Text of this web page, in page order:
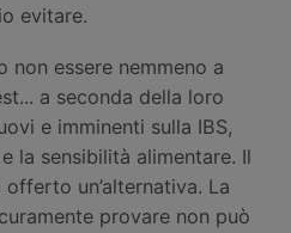
evitare.
essere nemmeno a
a seconda della loro
e imminenti sulla IBS,
la sensibilità alimentare. Il
un’alternativa. La
provare non può